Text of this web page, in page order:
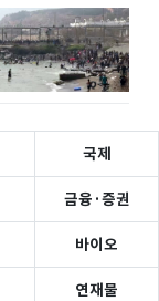
국제
금융·증권
바이오
연재물